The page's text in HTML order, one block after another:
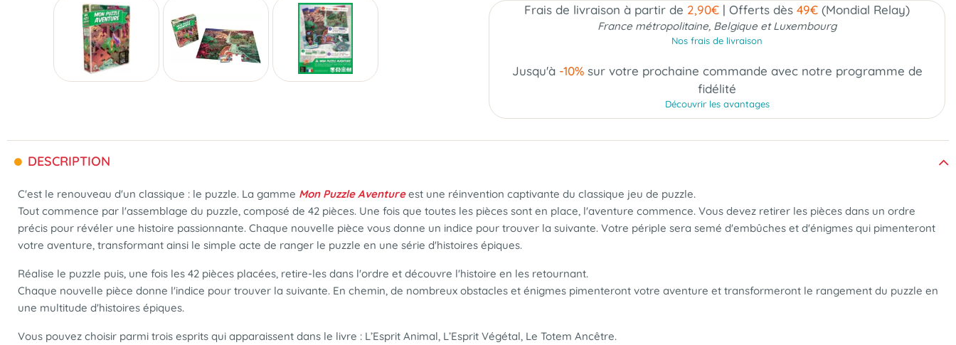
Frais de livraison à partir de 2,90€ | Offerts dès 49€ (Mondial Relay)
France métropolitaine, Belgique et Luxembourg
Nos frais de livraison
Jusqu'à -10%sur votre prochaine commande avec notre programme de
fidélité
Découvrir les avantages
DESCRIPTION
C'est le renouveau d'un classique : le puzzle. La gamme Mon Puzzle Aventureest une réinvention captivante du classique jeu de puzzle.
Tout commence par l'assemblage du puzzle, composé de 42 pièces. Une fois que toutes les pièces sont en place, l'aventure commence. Vous devez retirer les pièces dans un ordre
précis pour révéler une histoire passionnante. Chaque nouvelle pièce vous donne un indice pour trouver la suivante. Votre périple sera semé d'embûches et d'énigmes qui pimenteront
votre aventure, transformant ainsi le simple acte de ranger le puzzle en une série d'histoires épiques.
Réalise le puzzle puis, une fois les 42 pièces placées, retire-les dans l'ordre et découvre l'histoire en les retournant.
Chaque nouvelle pièce donne l'indice pour trouver la suivante. En chemin, de nombreux obstacles et énigmes pimenteront votre aventure et transformeront le rangement du puzzle en
une multitude d'histoires épiques.
Vous pouvez choisir parmi trois esprits qui apparaissent dans le livre : L’Esprit Animal, L’Esprit Végétal, Le Totem Ancêtre.